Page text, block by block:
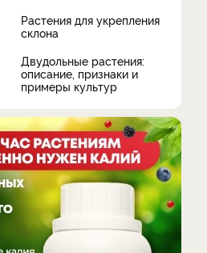
Растения для укрепления
склона
Двудольные растения:
описание, признаки и
примеры культур